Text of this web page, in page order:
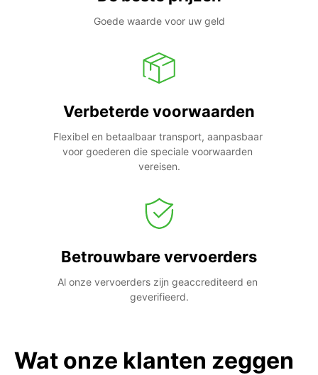
Goede waarde voor uw geld
Verbeterde voorwaarden
Flexibel en betaalbaar transport, aanpasbaar
voor goederen die speciale voorwaarden
vereisen.
Betrouwbare vervoerders
Al onze vervoerders zijn geaccrediteerd en
geverifieerd.
Wat onze klanten zeggen